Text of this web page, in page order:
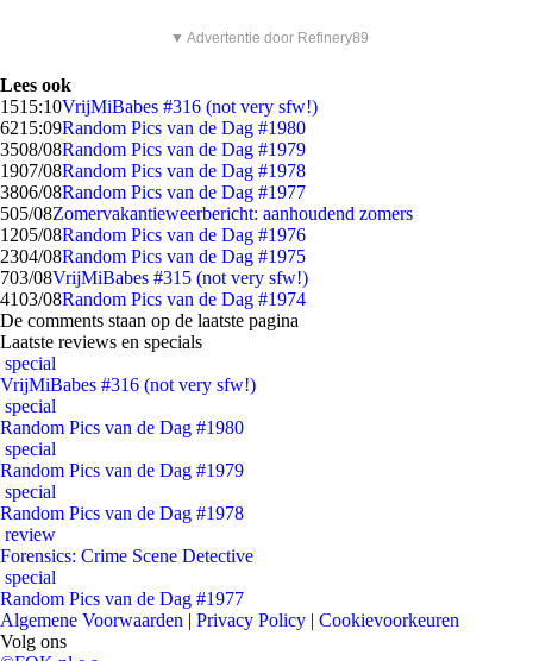
▼ Advertentie door Refinery89
Lees ook
1515:10VrijMiBabes #316 (not very sfw!)
6215:09Random Pics van de Dag #1980
3508/08Random Pics van de Dag #1979
1907/08Random Pics van de Dag #1978
3806/08Random Pics van de Dag #1977
505/08Zomervakantieweerbericht: aanhoudend zomers
1205/08Random Pics van de Dag #1976
2304/08Random Pics van de Dag #1975
703/08VrijMiBabes #315 (not very sfw!)
4103/08Random Pics van de Dag #1974
De comments staan op de laatste pagina
Laatste reviews en specials
special
VrijMiBabes #316 (not very sfw!)
special
Random Pics van de Dag #1980
special
Random Pics van de Dag #1979
special
Random Pics van de Dag #1978
review
Forensics: Crime Scene Detective
special
Random Pics van de Dag #1977
Algemene Voorwaarden | Privacy Policy | Cookievoorkeuren
Volg ons